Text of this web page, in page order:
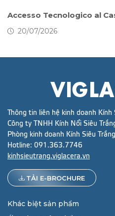
Accesso Tecnologico al
20/07/2026
Thông tin liên hệ kinh doanh Kính
Công ty TNHH Kính Nổi Siêu
Phòng kinh doanh Kính Siêu
Hotline: 091.363.7746
kinhsieutrang.viglacera.vn
TẢI E-BROCHURE
Khác biệt sản phẩm